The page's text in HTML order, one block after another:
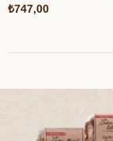
₺747,00